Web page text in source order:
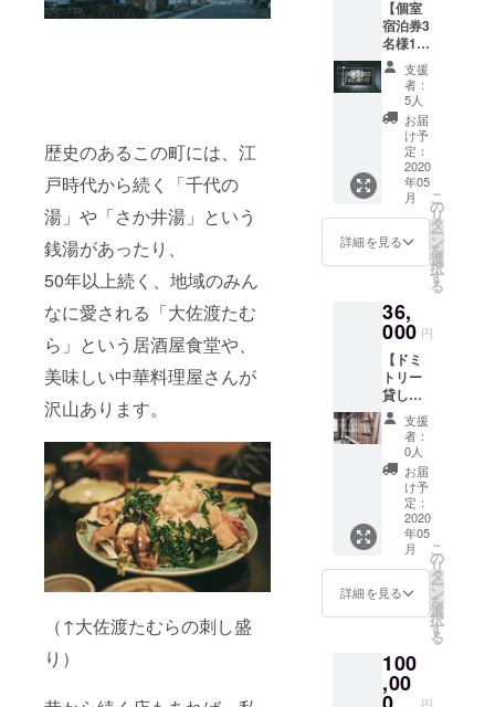
歴史のあるこの町には、江
戸時代から続く「千代の
湯」や「さか井湯」という
銭湯があったり、
50年以上続く、地域のみん
なに愛される「大佐渡たむ
ら」という居酒屋食堂や、
美味しい中華料理屋さんが
沢山あります。
（↑大佐渡たむらの刺し盛
り）
量限定
です。
2025年
5月末ま
で
伝え下
さい。
※空室が
あれ
ば、女
性専用
ドミト
リーも
選択可
能で
す。 ※
使用期
ラウド
ファン
後〜
2025年
5月末ま
で
いしい
です）
〈内
容〉 ①
贅沢だ
8g×10p
②越後
白味噌
300g ③
復刻仕
込 越
300g ③
おかず
椒、七
味唐辛
子どち
らかお
好きな
方を一
つ） ④
きざみ
だし味
噌漬3つ
パック
「生
姜」
「きゅ
うり」
根」 ⑤
豆菓子
「新潟
タレカ
の他オ
ススメ
の酒三
本もつ
いてい
ます。
〈内
容〉 ①
純米酒
天然水
仕込み
720ml
②特別
純米
（売店
販売し
いない
酒で
す。越
淡麗…
新潟の
米）
③IMA
牡蠣の
ための
日本酒
720ml
④ブ
ク 極
辛口純
（全国
熱燗コ
ンテス
力的な
お店も
ご紹介
致しま
すの
で、町
歩きに
出かけ
たり、
なりbar
でゆっ
くり過
ごしな
がら旅
出会い
をお楽
しみ下
さい。
〈宿泊
券のご
利用方
法〉 リ
ターン
確定
後、受
付番号
付きの
メール
を送信
致しま
す。 ご
認の
上、
ホーム
【個室
宿泊券3
名様1
泊】 個
室（和
室）に
てご宿
泊頂け
ます。
宿泊に
は、併
設のbar
にて使
用可能
な1ドリ
ンク券
ていま
す。沼
垂の魅
力的な
お店も
ご紹介
致しま
すの
で、町
歩きに
出かけ
たり、
なりbar
でゆっ
くり過
ごしな
がら旅
出会い
をお楽
しみ下
支援
者：
5人
お届
け予
定：
2020
年05
月
詳細を見る
こ
の
リ
タ
ー
ン
を
選
択
す
る
36,
000 円
【ドミ
トリー
貸し切
り8名様
まで1
泊】 男
女混合
ドミト
リー（8
人部
屋）を
貸し切
りにて
ご宿泊
頂けま
す。グ
でのご
旅行
に、是
支援
者：
0人
お届
け予
定：
2020
年05
月
詳細を見る
こ
の
リ
タ
ー
ン
を
選
択
す
る
100
,00
円